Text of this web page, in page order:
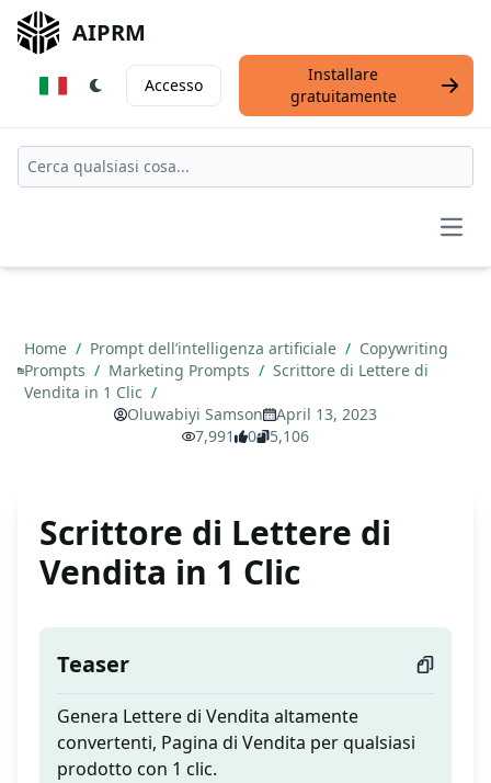
AIPRM
Accesso
Installare
gratuitamente
Home / Prompt dell’intelligenza artificiale / Copywriting
Prompts / Marketing Prompts / Scrittore di Lettere di
Vendita in 1 Clic /
Oluwabiyi Samson
April 13, 2023
7,991
0 5,106
Scrittore di Lettere di
Vendita in 1 Clic
Teaser
Genera Lettere di Vendita altamente
convertenti, Pagina di Vendita per qualsiasi
prodotto con 1 clic.